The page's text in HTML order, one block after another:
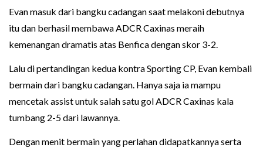
Evan masuk dari bangku cadangan saat melakoni debutnya
itu dan berhasil membawa ADCR Caxinas meraih
kemenangan dramatis atas Benfica dengan skor 3-2.
Lalu di pertandingan kedua kontra Sporting CP, Evan kembali
bermain dari bangku cadangan. Hanya saja ia mampu
mencetak assist untuk salah satu gol ADCR Caxinas kala
tumbang 2-5 dari lawannya.
Dengan menit bermain yang perlahan didapatkannya serta